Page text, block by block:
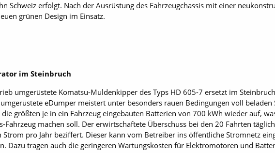
Schweiz erfolgt. Nach der Ausrüstung des Fahrzeugchassis mit einer
grünen Design im Einsatz.
im Steinbruch
umgerüstete Komatsu-Muldenkipper des Typs HD 605-7 ersetzt im
eDumper meistert unter besonders rauen Bedingungen voll beladen
größten je in ein Fahrzeug eingebauten Batterien von 700 kWh wieder auf,
Fahrzeug machen soll. Der erwirtschaftete Überschuss bei den 20 Fahrten
Strom pro Jahr beziffert. Dieser kann vom Betreiber ins öffentliche Stromnetz
Dazu tragen auch die geringeren Wartungskosten für Elektromotoren und